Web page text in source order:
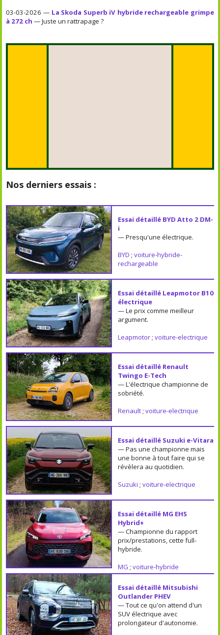
03-03-2026 — La Skoda Superb iV hybride rechargeable grimpe
à 272 ch — Juste un rattrapage ?
Nos derniers essais :
Essai détaillé BYD Atto 2 DM-
i
— Presqu'une électrique.
BYD ; voiture-hybride-
rechargeable
Essai détaillé Leapmotor B10
électrique
— Le prix comme meilleur
argument.
Leapmotor; voiture-electrique
Essai détaillé Renault
Twingo E-Tech
— L'électrique championne de
sobriété.
Renault; voiture-electrique
Essai détaillé Suzuki e-Vitara
— Pas une championne mais
une bonne à tout faire qui se
révèlera au quotidien.
Suzuki ; voiture-electrique
Essai détaillé MG EHS
Hybrid+
— Championne du rapport
prix/prestations, cette full-
hybride.
MG ; voiture-hybride
Essai détaillé Mitsubishi
Outlander PHEV
— Tout ce qu'on attend d'un
SUV électrique avec
prolongateur d'autonomie.